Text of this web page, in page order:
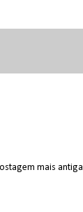
mais antiga